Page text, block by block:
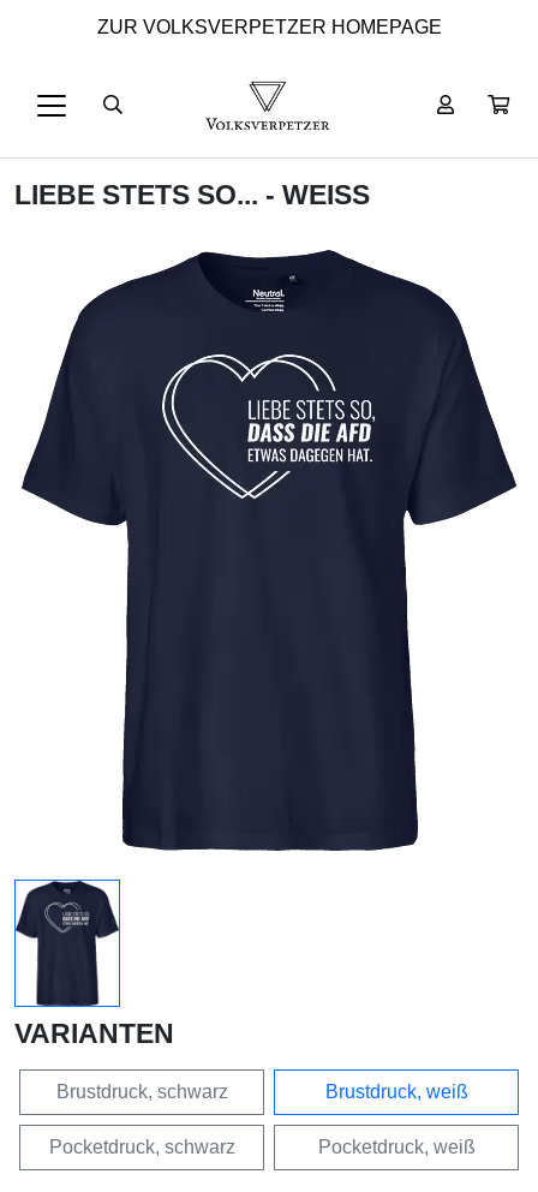
ZUR VOLKSVERPETZER HOMEPAGE
LIEBE STETS SO... - WEISS
VARIANTEN
Brustdruck, schwarz Brustdruck, weiß
Pocketdruck, schwarz Pocketdruck, weiß